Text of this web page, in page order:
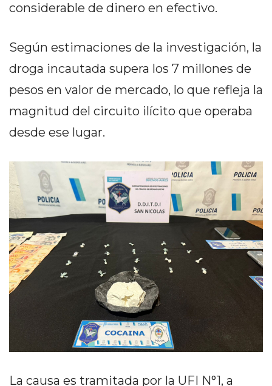
AYUDA
Y
POLÍTICAS
DE
PRIVACIDAD
MAPA
DIARIO
DIARIO
REPORTERO
DIARIO
MEDIOS
INFOPBA
considerable de dinero en efectivo.
Según estimaciones de la investigación, la
droga incautada supera los 7 millones de
pesos en valor de mercado, lo que refleja la
magnitud del circuito ilícito que operaba
desde ese lugar.
La causa es tramitada por la UFI N°1, a